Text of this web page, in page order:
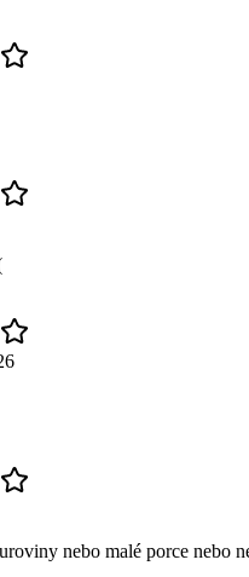
nebo malé porce nebo